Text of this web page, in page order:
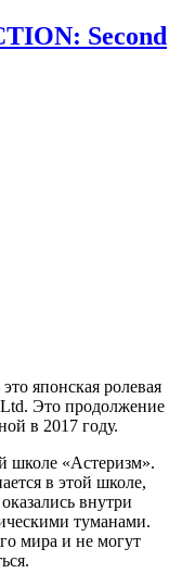
Second
японская ролевая
Ltd. Это продолжение
в 2017 году.
школе «Астеризм».
в этой школе,
внутри
туманами.
мира и не могут